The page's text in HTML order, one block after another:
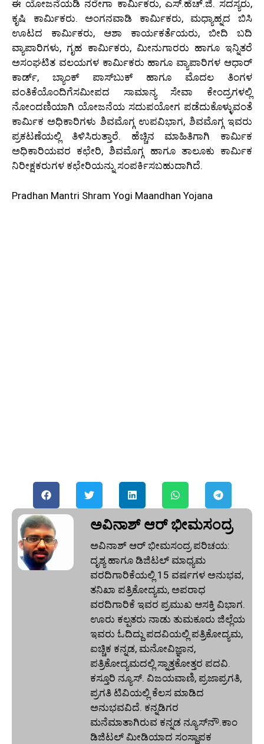
ಈ ಯೋಜನೆಯಡಿ ನರೇಗಾ ಕಾರ್ಮಿಕರು, ಎಸ್.ಹೆಚ್.ಜಿ. ಸದಸ್ಯರು,
ಕೃಷಿ ಕಾರ್ಮಿಕರು. ಅಂಗನವಾಡಿ ಕಾರ್ಮಿಕರು, ಮಧ್ಯಾಹ್ನದ ಬಿಸಿ
ಊಟದ ಕಾರ್ಮಿಕರು, ಆಶಾ ಕಾರ್ಯಕರ್ತೆಯರು, ಬೀದಿ ಬದಿ
ವ್ಯಾಪಾರಿಗಳು, ಗೃಹ ಕಾರ್ಮಿಕರು, ಮೀನುಗಾರರು ಹಾಗೂ ಇನ್ನಿತರೆ
ಅಸಂಘಟಿತ ವಲಯಗಳ ಕಾರ್ಮಿಕರು ಹಾಗೂ ವ್ಯಾಪಾರಿಗಳ ಆಧಾರ್
ಕಾರ್ಡ್, ಬ್ಯಾಂಕ್ ಪಾಸ್‌ಬುಕ್ ಹಾಗೂ ಮೊದಲ ತಿಂಗಳ
ವಂತಿಕೆಯೊಂದಿಗೆಸಮೀಪದ ಸಾಮಾನ್ಯ ಸೇವಾ ಕೇಂದ್ರಗಳಲ್ಲಿ
ನೋಂದಣಿಯಾಗಿ ಯೋಜನೆಯ ಸದುಪಯೋಗ ಪಡೆದುಕೊಳ್ಳುವಂತೆ
ಕಾರ್ಮಿಕ ಅಧಿಕಾರಿಗಳು ಶಿವಮೊಗ್ಗ ಉಪವಿಭಾಗ, ಶಿವಮೊಗ್ಗ ಇವರು
ಪ್ರಕಟಣೆಯಲ್ಲಿ ತಿಳಿಸಿರುತ್ತಾರೆ. ಹೆಚ್ಚಿನ ಮಾಹಿತಿಗಾಗಿ ಕಾರ್ಮಿಕ
ಅಧಿಕಾರಿಯವರ ಕಛೇರಿ, ಶಿವಮೊಗ್ಗ ಹಾಗೂ ತಾಲೂಕು ಕಾರ್ಮಿಕ
ನಿರೀಕ್ಷಕರುಗಳ ಕಛೇರಿಯನ್ನು ಸಂಪರ್ಕಿಸಬಹುದಾಗಿದೆ.
Pradhan Mantri Shram Yogi Maandhan Yojana
ಅವಿನಾಶ್‌ ಆರ್‌ ಭೀಮಸಂದ್ರ
ಅವಿನಾಶ್‌ ಆರ್‌ ಭೀಮಸಂದ್ರ ಪರಿಚಯ:
ದೃಶ್ಯ ಹಾಗೂ ಡಿಜಿಟಲ್ ಮಾಧ್ಯಮ
ವರದಿಗಾರಿಕೆಯಲ್ಲಿ 15 ವರ್ಷಗಳ ಅನುಭವ,
ತನಿಖಾ ಪತ್ರಿಕೋದ್ಯಮ, ಅಪರಾಧ
ವರದಿಗಾರಿಕೆ ಇವರ ಪ್ರಮುಖ ಆಸಕ್ತಿ ವಿಭಾಗ.
ಊರು ಕಲ್ಪತರು ನಾಡು ತುಮಕೂರು ಜಿಲ್ಲೆಯ
ಇವರು ಓದಿದ್ದು ಪದವಿಯಲ್ಲಿ ಪತ್ರಿಕೋದ್ಯಮ,
ಐಚ್ಚಿಕ ಕನ್ನಡ, ಮನೋವಿಜ್ಞಾನ,
ಪತ್ರಿಕೋದ್ಯಮದಲ್ಲಿ ಸ್ನಾತ್ತಕೋತ್ತರ ಪದವಿ.
ಕಸ್ತೂರಿ ನ್ಯೂಸ್‌. ವಿಜಯವಾಣಿ, ಪ್ರಜಾಪ್ರಗತಿ,
ಪ್ರಗತಿ ಟಿವಿಯಲ್ಲಿ ಕೆಲಸ ಮಾಡಿದ
ಅನುಭವವಿದೆ. ಕನ್ನಡಿಗರ
ಮನೆಮಾತಾಗಿರುವ ಕನ್ನಡ ನ್ಯೂಸ್‌ನೌ.ಕಾಂ
ಡಿಜಿಟಲ್‌ ಮೀಡಿಯಾದ ಸಂಸ್ಥಾಪಕ